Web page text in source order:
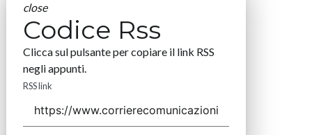
close
Codice Rss
Clicca sul pulsante per copiare il link RSS
negli appunti.
RSS link